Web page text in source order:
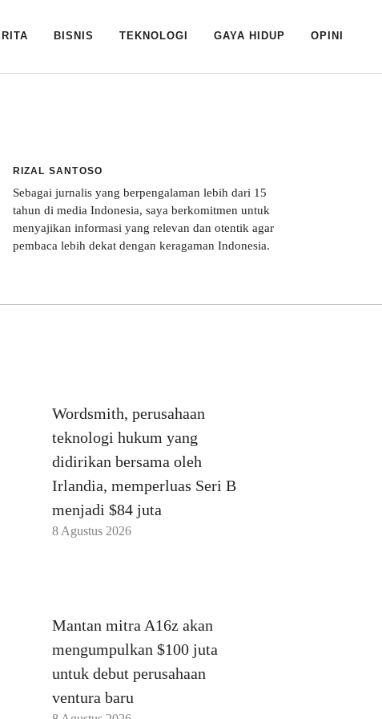
BISNIS TEKNOLOGI GAYA HIDUP OPINI
RIZAL SANTOSO
Sebagai jurnalis yang berpengalaman lebih dari 15
tahun di media Indonesia, saya berkomitmen untuk
menyajikan informasi yang relevan dan otentik agar
pembaca lebih dekat dengan keragaman Indonesia.
Wordsmith, perusahaan
teknologi hukum yang
didirikan bersama oleh
Irlandia, memperluas Seri
B menjadi $84 juta
8 Agustus 2026
Mantan mitra A16z akan
mengumpulkan $100 juta
untuk debut perusahaan
ventura baru